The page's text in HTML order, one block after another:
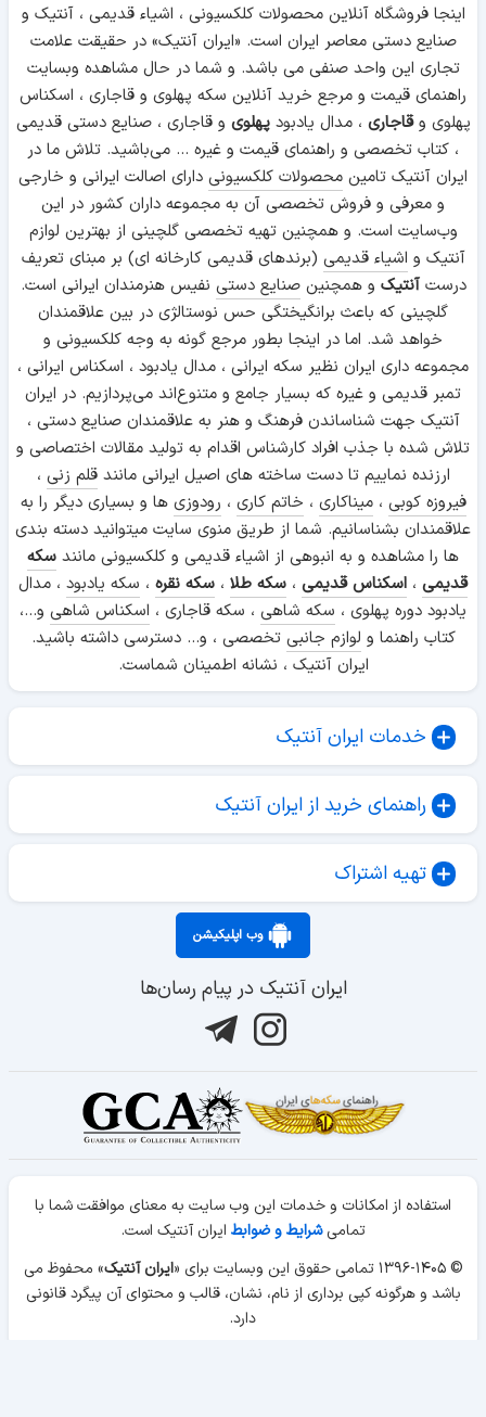
اینجا فروشگاه آنلاین محصولات کلکسیونی ، اشیاء قدیمی ، آنتیک و
صنایع دستی معاصر ایران است. «ایران آنتیک» در حقیقت علامت
تجاری این واحد صنفی می باشد. و شما در حال مشاهده وبسایت
راهنمای قیمت و مرجع خرید آنلاین سکه پهلوی و قاجاری ، اسکناس
پهلوی وقاجاری ، مدال یادبودپهلوی و قاجاری ، صنایع دستی قدیمی
، کتاب تخصصی و راهنمای قیمت و غیره ... می‌باشید. تلاش ما در
ایران آنتیک تامین محصولات کلکسیونی دارای اصالت ایرانی و خارجی
و معرفی و فروش تخصصی آن به مجموعه داران کشور در این
وب‌سایت است. و همچنین تهیه تخصصی گلچینی از بهترین لوازم
آنتیک و اشیاء قدیمی (برندهای قدیمی کارخانه ای) بر مبنای تعریف
درستآنتیک و همچنینصنایع دستی نفیس هنرمندان ایرانی است.
گلچینی که باعث برانگیختگی حس نوستالژی در بین علاقمندان
خواهد شد. اما در اینجا بطور مرجع گونه به وجه کلکسیونی و
مجموعه داری ایران نظیر سکه ایرانی ، مدال یادبود ، اسکناس ایرانی ،
تمبر قدیمی و غیره که بسیار جامع و متنوع‌اند می‌پردازیم. در ایران
آنتیک جهت شناساندن فرهنگ و هنر به علاقمندان صنایع دستی ،
تلاش شده با جذب افراد کارشناس اقدام به تولید مقالات اختصاصی و
ارزنده نماییم تا دست ساخته های اصیل ایرانی مانندقلم زنی ،
فیروزه کوبی ،میناکاری ، خاتم کاری ، رودوزی ها و بسیاری دیگر را به
علاقمندان بشناسانیم. شما از طریق منوی سایت میتوانید دسته بندی
ها را مشاهده و به انبوهی از اشیاء قدیمی و کلکسیونی مانند سکه
قدیمی ، اسکناس قدیمی ، سکه طلا ، سکه نقره ، سکه یادبود ، مدال
یادبود دوره پهلوی ، سکه شاهی ، سکه قاجاری ، اسکناس شاهی و...،
کتاب راهنما و لوازم جانبی تخصصی ، و... دسترسی داشته باشید.
ایران آنتیک ، نشانه اطمینان شماست.
خدمات ایران آنتیک
راهنمای خرید از ایران آنتیک
تهیه اشتراک
وب اپلیکیشن
ایران آنتیک در پیام رسان‌ها
استفاده از امکانات و خدمات این وب سایت به معنای موافقت شما با
تمامیشرایط و ضوابط ایران آنتیک است.
© ۱۳۹۶-۱۴۰۵ تمامی حقوق این وبسایت برای «
ایران آنتیک» محفوظ می
باشد و هرگونه کپی برداری از نام، نشان، قالب و محتوای آن پیگرد قانونی
دارد.